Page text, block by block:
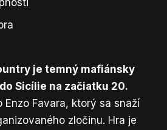
je temný mafiánsky
Sicílie na začiatku 20.
Enzo Favara, ktorý sa snaží
zločinu. Hra je